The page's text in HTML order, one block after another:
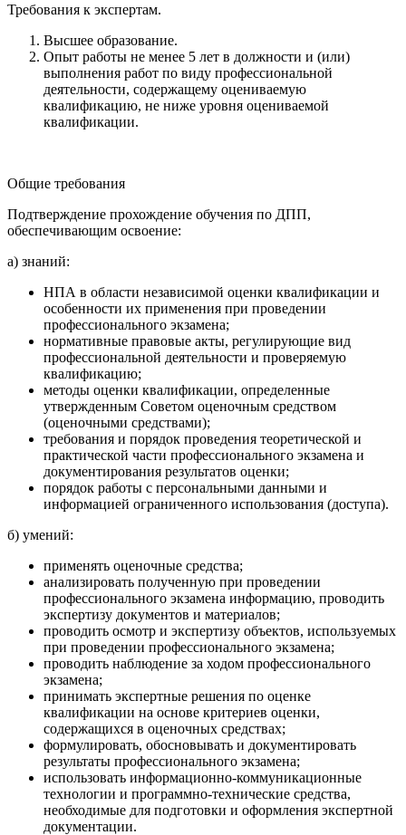
Требования к экспертам.
Высшее образование.
Опыт работы не менее 5 лет в должности и (или)
выполнения работ по виду профессиональной
деятельности, содержащему оцениваемую
квалификацию, не ниже уровня оцениваемой
квалификации.
Общие требования
Подтверждение прохождение обучения по ДПП,
обеспечивающим освоение:
а) знаний:
НПА в области независимой оценки квалификации и
особенности их применения при проведении
профессионального экзамена;
нормативные правовые акты, регулирующие вид
профессиональной деятельности и проверяемую
квалификацию;
методы оценки квалификации, определенные
утвержденным Советом оценочным средством
(оценочными средствами);
требования и порядок проведения теоретической и
практической части профессионального экзамена и
документирования результатов оценки;
порядок работы с персональными данными и
информацией ограниченного использования (доступа).
б) умений:
применять оценочные средства;
анализировать полученную при проведении
профессионального экзамена информацию, проводить
экспертизу документов и материалов;
проводить осмотр и экспертизу объектов, используемых
при проведении профессионального экзамена;
проводить наблюдение за ходом профессионального
экзамена;
принимать экспертные решения по оценке
квалификации на основе критериев оценки,
содержащихся в оценочных средствах;
формулировать, обосновывать и документировать
результаты профессионального экзамена;
использовать информационно-коммуникационные
технологии и программно-технические средства,
необходимые для подготовки и оформления экспертной
документации.